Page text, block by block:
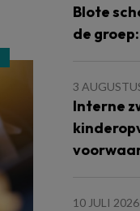
Blote
de
3
Interne
10 JULI 2026